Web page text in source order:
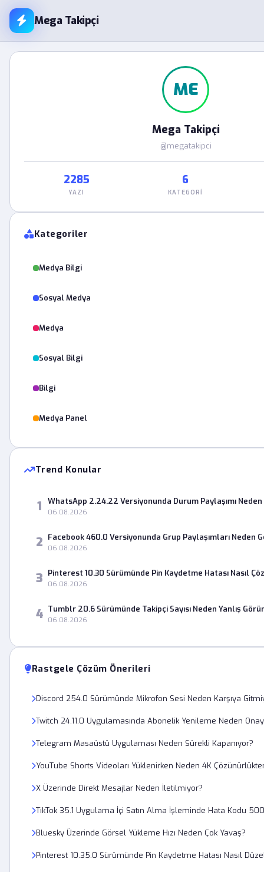
Mega Takipçi
ME
Mega Takipçi
@megatakipci
2285
YAZI
6
KATEGORI
Kategoriler
Medya Bilgi
Sosyal Medya
Medya
Sosyal Bilgi
Bilgi
Medya Panel
Trend Konular
1 WhatsApp 2.24.22 Versiyonunda Durum Paylaşımı
06.08.2026
2 Facebook 460.0 Versiyonunda Grup Paylaşımları Neden
06.08.2026
3 Pinterest 10.30 Sürümünde Pin Kaydetme Hatası Nasıl
06.08.2026
4 Tumblr 20.6 Sürümünde Takipçi Sayısı Neden Yanlış
06.08.2026
Rastgele Çözüm Önerileri
Discord 254.0 Sürümünde Mikrofon Sesi Neden Karşıya
Twitch 24.11.0 Uygulamasında Abonelik Yenileme Neden
Telegram Masaüstü Uygulaması Neden Sürekli Kapanıyor?
YouTube Shorts Videoları Yüklenirken Neden 4K
X Üzerinde Direkt Mesajlar Neden İletilmiyor?
TikTok 35.1 Uygulama İçi Satın Alma İşleminde Hata Kodu
Bluesky Üzerinde Görsel Yükleme Hızı Neden Çok Yavaş?
Pinterest 10.35.0 Sürümünde Pin Kaydetme Hatası Nasıl